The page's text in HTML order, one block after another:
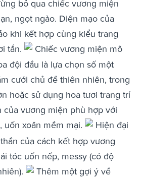
bỏ qua chiếc vương miện
ngọt ngào. Diện mạo của
khi kết hợp cùng kiểu trang
tắn.
Chiếc vương miện mô
đội đầu là lựa chọn số một
cưới chủ đề thiên nhiên, trong
hoặc sử dụng hoa tươi trang trí
của vương miện phù hợp với
uốn xoăn mềm mại.
Hiện đại
của cách kết hợp vương
tóc uốn nếp, messy (có độ
Thêm một gợi ý về